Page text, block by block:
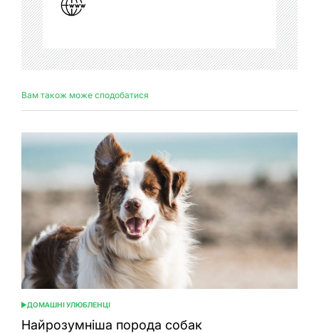
Вам також може сподобатися
ОПУБЛІКУВАТИ
У
ДОМАШНІ УЛЮБЛЕНЦІ
Найрозумніша порода собак